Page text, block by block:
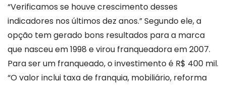
“Verificamos se houve crescimento desses
indicadores nos últimos dez anos.” Segundo ele, a
opção tem gerado bons resultados para a marca
que nasceu em 1998 e virou franqueadora em 2007.
Para ser um franqueado, o investimento é R$ 400 mil.
“O valor inclui taxa de franquia, mobiliário, reforma